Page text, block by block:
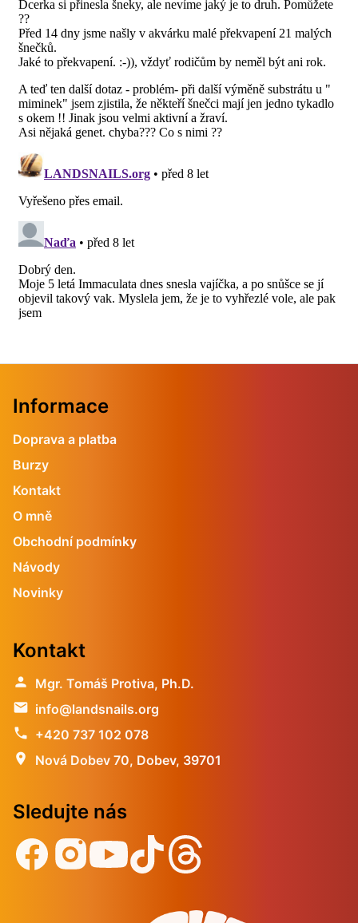
Informace
Doprava a platba
Burzy
Kontakt
O mně
Obchodní podmínky
Návody
Novinky
Kontakt
person Mgr. Tomáš Protiva, Ph.D.
email info@landsnails.org
phone +420 737 102 078
location_on
Nová Dobev 70, Dobev, 39701
Sledujte nás